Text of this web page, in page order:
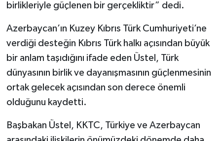
birlikleriyle güçlenen bir gerçekliktir” dedi.
Azerbaycan’ın Kuzey Kıbrıs Türk Cumhuriyeti’ne
verdiği desteğin Kıbrıs Türk halkı açısından büyük
bir anlam taşıdığını ifade eden Üstel, Türk
dünyasının birlik ve dayanışmasının güçlenmesinin
ortak gelecek açısından son derece önemli
olduğunu kaydetti.
Başbakan Üstel, KKTC, Türkiye ve Azerbaycan